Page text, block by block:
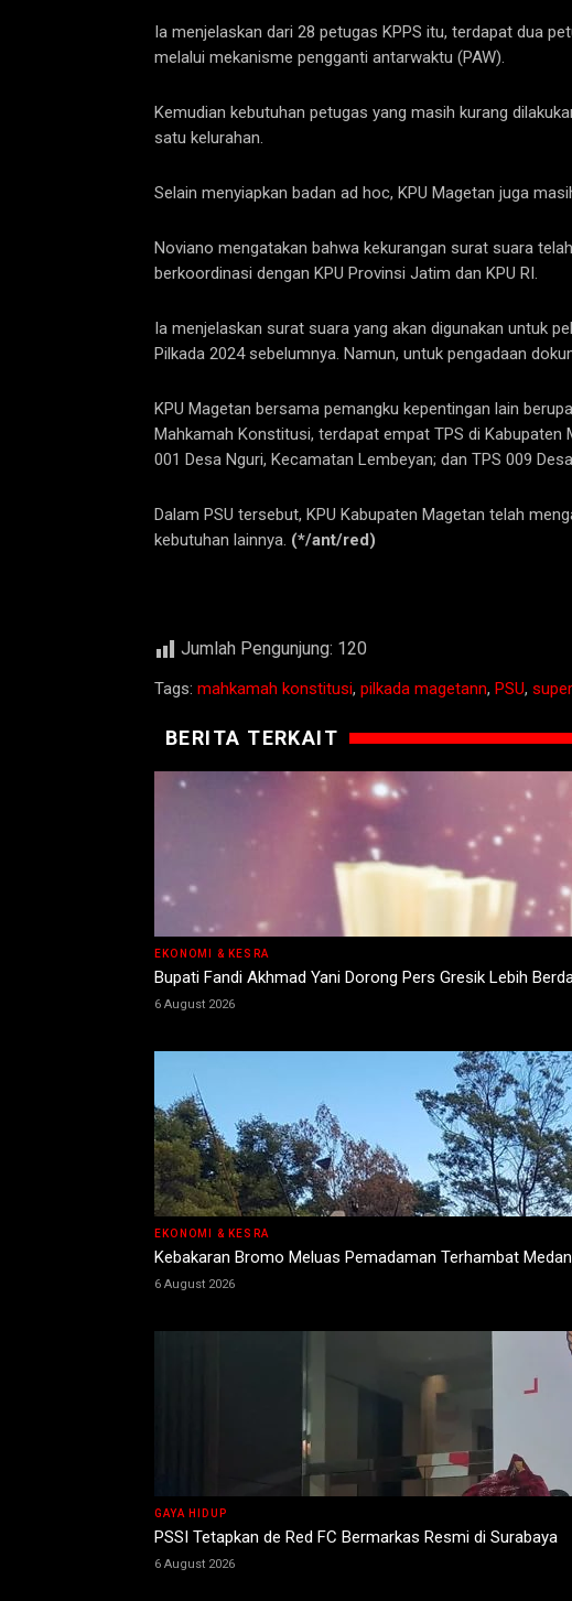
Ia menjelaskan dari 28 petugas KPPS itu, terdapat dua
melalui mekanisme pengganti antarwaktu (PAW).
Kemudian kebutuhan petugas yang masih kurang
satu kelurahan.
Selain menyiapkan badan ad hoc, KPU Magetan juga
Noviano mengatakan bahwa kekurangan surat suara
berkoordinasi dengan KPU Provinsi Jatim dan KPU RI.
Ia menjelaskan surat suara yang akan digunakan untuk
Pilkada 2024 sebelumnya. Namun, untuk pengadaan
KPU Magetan bersama pemangku kepentingan lain
Mahkamah Konstitusi, terdapat empat TPS di Kabupaten
001 Desa Nguri, Kecamatan Lembeyan; dan TPS 009
Dalam PSU tersebut, KPU Kabupaten Magetan telah
kebutuhan lainnya. (*/ant/red)
Jumlah Pengunjung: 120
Tags: mahkamah konstitusi, pilkada magetann, PSU,
BERITA TERKAIT
EKONOMI & KESRA
Bupati Fandi Akhmad Yani Dorong Pers Gresik Lebih
6 August 2026
EKONOMI & KESRA
Kebakaran Bromo Meluas Pemadaman Terhambat
6 August 2026
GAYA HIDUP
PSSI Tetapkan de Red FC Bermarkas Resmi di Surabaya
6 August 2026